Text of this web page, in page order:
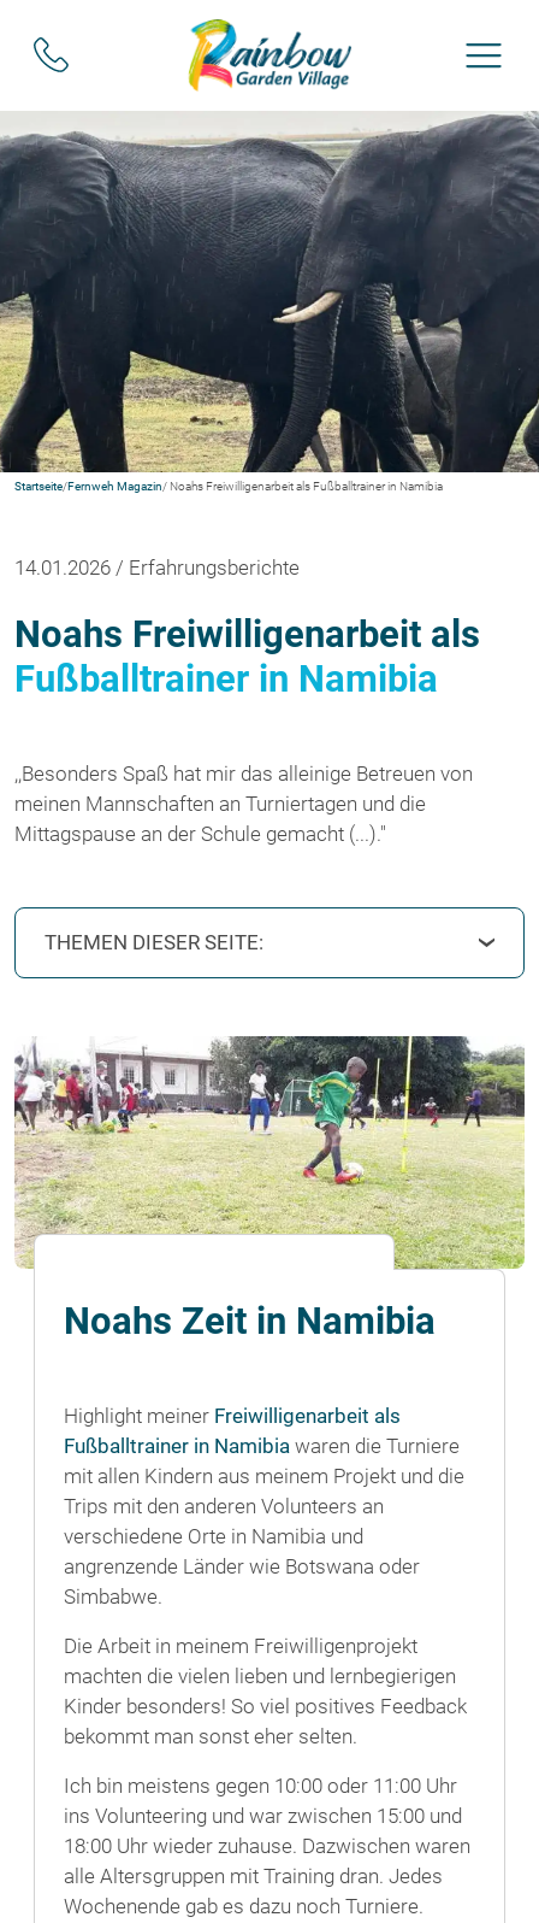
Startseite/Fernweh Magazin/ Noahs Freiwilligenarbeit als Fußballtrainer in Namibia
14.01.2026 / Erfahrungsberichte
Noahs Freiwilligenarbeit als
Fußballtrainer in Namibia
,,Besonders Spaß hat mir das alleinige Betreuen von
meinen Mannschaften an Turniertagen und die
Mittagspause an der Schule gemacht (...)."
THEMEN DIESER SEITE:
Noahs Zeit in Namibia
Highlight meiner Freiwilligenarbeit als
Fußballtrainer in Namibia waren die Turniere
mit allen Kindern aus meinem Projekt und die
Trips mit den anderen Volunteers an
verschiedene Orte in Namibia und
angrenzende Länder wie Botswana oder
Simbabwe.
Die Arbeit in meinem Freiwilligenprojekt
machten die vielen lieben und lernbegierigen
Kinder besonders! So viel positives Feedback
bekommt man sonst eher selten.
Ich bin meistens gegen 10:00 oder 11:00 Uhr
ins Volunteering und war zwischen 15:00 und
18:00 Uhr wieder zuhause. Dazwischen waren
alle Altersgruppen mit Training dran. Jedes
Wochenende gab es dazu noch Turniere.